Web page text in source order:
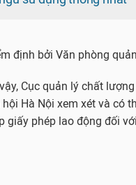
định bởi Văn phòng
Cục quản lý chất
hội Hà Nội xem xét và có
giấy phép lao động đối